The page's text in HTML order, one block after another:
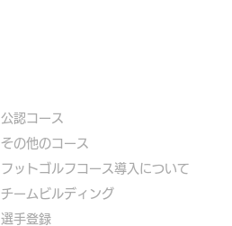
公認コース
​その他のコース
​ フットゴルフコース導入について
​チームビルディング
選手登録​